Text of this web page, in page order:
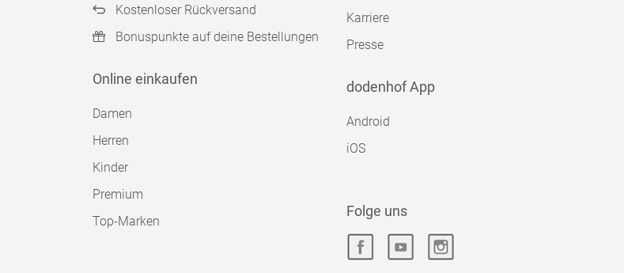
Kostenloser Rückversand
Bonuspunkte auf deine Bestellungen
Online einkaufen
Damen
Herren
Kinder
Premium
Top-Marken
Karriere
Presse
dodenhof App
Android
iOS
Folge uns